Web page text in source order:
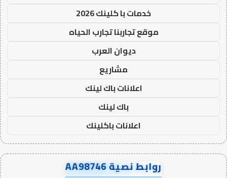
خدمات با كلينك 2026
موقع تجاربنا تجارب الحياه
ديوان العرب
مشاريع
اعلانات باك لينك
باك لينك
اعلانات باكلينك
روابط نصية AA98746